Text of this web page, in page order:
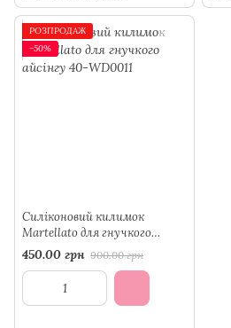
РОЗПРОДАЖ
−50%
Силіконовий килимок
Martellato для гнучкого
айсінгу 40-WD0011
450.00 грн 900.00 грн